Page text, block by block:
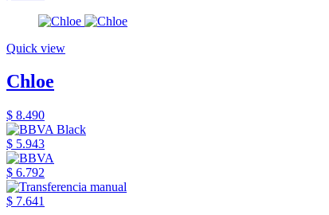
Quick view
Chloe
$ 8.490
$ 5.943
$ 6.792
$ 7.641